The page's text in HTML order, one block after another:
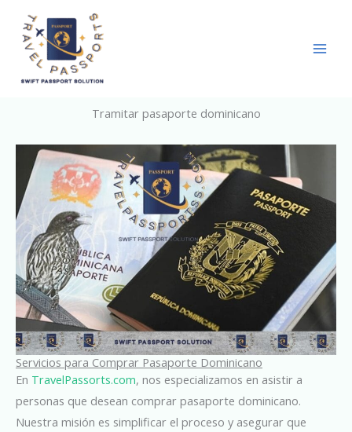
content
Tramitar pasaporte dominicano
Servicios para Comprar Pasaporte Dominicano
En TravelPassorts.com, nos especializamos en asistir a
personas que desean comprar pasaporte dominicano.
Nuestra misión es simplificar el proceso y asegurar que